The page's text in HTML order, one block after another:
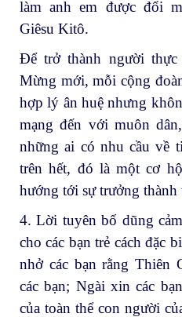
làm anh em được đổi
Giêsu Kitô.
Để trở thành người
Mừng mới, mỗi cộng
hợp lý ân huệ nhưng
mạng đến với muôn
những ai có nhu cầu về
trên hết, đó là một cơ
hướng tới sự trưởng
4. Lời tuyên bố dũng
cho các bạn trẻ cách đặc
nhở các bạn rằng Thiên
các bạn; Ngài xin các
của toàn thể con người